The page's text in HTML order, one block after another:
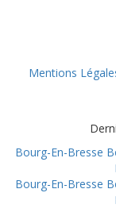
Mentions
Bourg-En-Bresse
Bourg-En-Bresse